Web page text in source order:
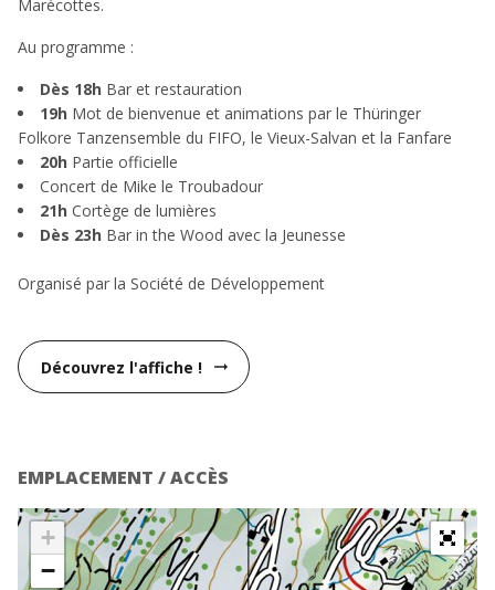
Marécottes.
Au programme :
Dès 18h Bar et restauration
19h Mot de bienvenue et animations par le Thüringer
Folkore Tanzensemble du FIFO, le Vieux-Salvan et la Fanfare
20h Partie officielle
Concert de Mike le Troubadour
21h Cortège de lumières
Dès 23h Bar in the Wood avec la Jeunesse
Organisé par la Société de Développement
Découvrez l'affiche ! arrow_right_alt
EMPLACEMENT / ACCÈS
+
−